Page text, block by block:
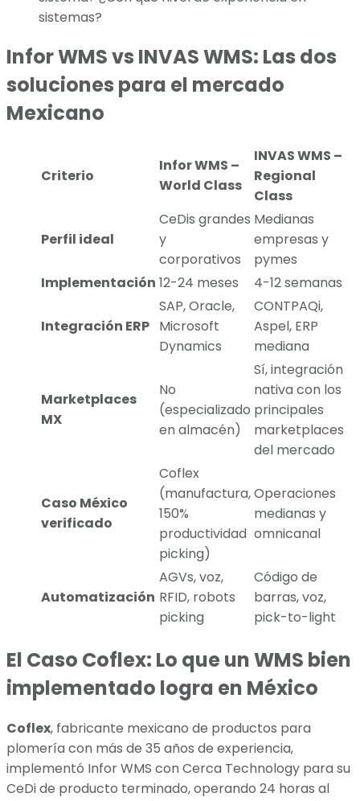
sistemas?
Infor WMS vs INVAS WMS: Las dos
soluciones para el mercado
Mexicano
Criterio
Infor WMS –
World Class
INVAS WMS –
Regional
Class
Perfil ideal
CeDis grandes
y
corporativos
Medianas
empresas y
pymes
Implementación 12-24 meses 4-12 semanas
Integración ERP
SAP, Oracle,
Microsoft
Dynamics
CONTPAQi,
Aspel, ERP
mediana
Marketplaces
MX
No
(especializado
en almacén)
Sí, integración
nativa con los
principales
marketplaces
del mercado
Caso México
verificado
Coflex
(manufactura,
150%
productividad
picking)
Operaciones
medianas y
omnicanal
Automatización
AGVs, voz,
RFID, robots
picking
Código de
barras, voz,
pick-to-light
El Caso Coflex: Lo que un WMS bien
implementado logra en México
Coflex, fabricante mexicano de productos para
plomería con más de 35 años de experiencia,
implementó Infor WMS con Cerca Technology para su
CeDi de producto terminado, operando 24 horas al